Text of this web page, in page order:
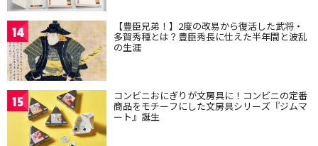
14 【豊臣兄弟！】2度の改易から復活した武将・
多賀秀種とは？豊臣秀長に仕えた半年間と波乱
の生涯
15 コンビニおにぎりが文房具に！コンビニの定番
商品をモチーフにした文房具シリーズ『ジムマ
ート』誕生